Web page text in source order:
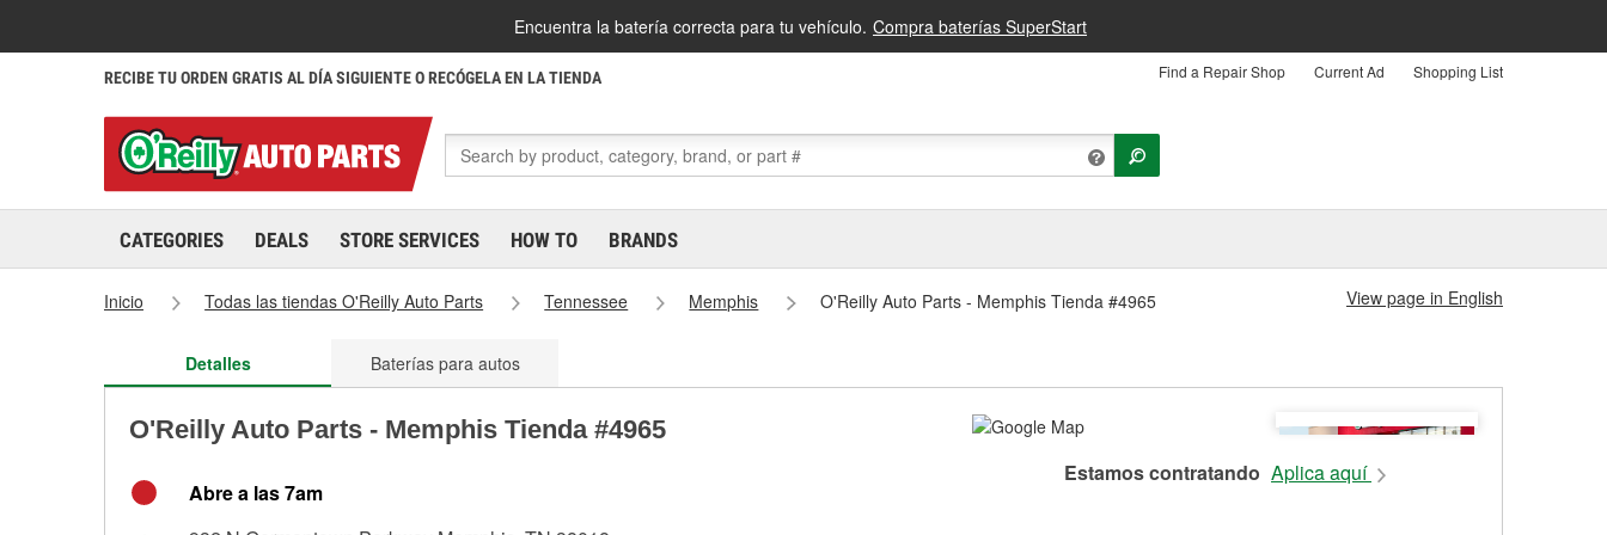
Encuentra la batería correcta para tu vehículo. Compra baterías SuperStart
RECIBE TU ORDEN GRATIS AL DÍA SIGUIENTE O RECÓGELA EN LA TIENDA Find a Repair Shop Current Ad Shopping List
CATEGORIES DEALS STORE SERVICES HOW TO BRANDS
Inicio Todas las tiendas O'Reilly Auto Parts Tennessee Memphis O'Reilly Auto Parts - Memphis Tienda #4965 View page in English
Detalles Baterías para autos
O'Reilly Auto Parts - Memphis Tienda #4965
Abre a las 7am
Estamos contratando Aplica aquí